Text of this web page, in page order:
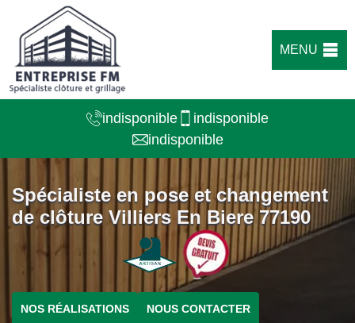
MENU
indisponible
indisponible
indisponible
Spécialiste en pose et changement
de clôture Villiers En Biere 77190
NOS RÉALISATIONS NOUS CONTACTER